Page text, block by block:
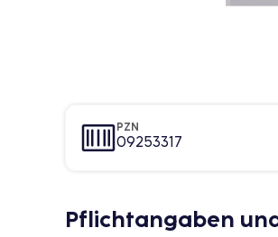
PZN
09253317
Pflichtangaben